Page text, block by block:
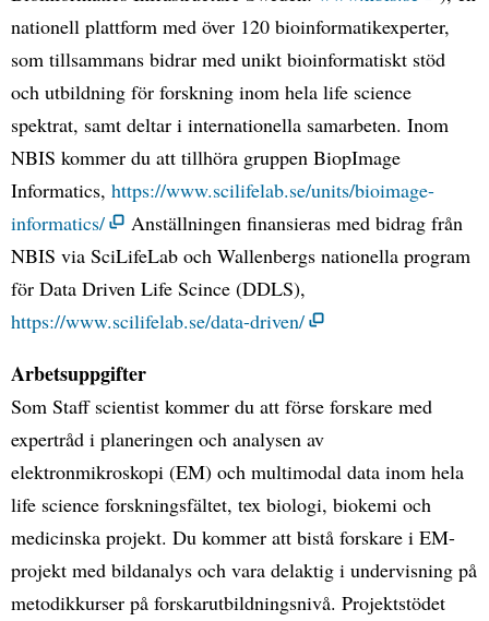
nationell plattform med över 120 bioinformatikexperter,
som tillsammans bidrar med unikt bioinformatiskt stöd
och utbildning för forskning inom hela life science
spektrat, samt deltar i internationella samarbeten. Inom
NBIS kommer du att tillhöra gruppen BiopImage
Informatics, https://www.scilifelab.se/units/bioimage-
informatics/
Anställningen finansieras med bidrag från
NBIS via SciLifeLab och Wallenbergs nationella program
för Data Driven Life Scince (DDLS),
https://www.scilifelab.se/data-driven/
Arbetsuppgifter
Som Staff scientist kommer du att förse forskare med
expertråd i planeringen och analysen av
elektronmikroskopi (EM) och multimodal data inom hela
life science forskningsfältet, tex biologi, biokemi och
medicinska projekt. Du kommer att bistå forskare i EM-
projekt med bildanalys och vara delaktig i undervisning på
metodikkurser på forskarutbildningsnivå. Projektstödet